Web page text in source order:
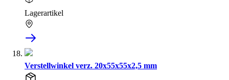
Lagerartikel
Verstellwinkel verz. 20x55x55x2,5 mm